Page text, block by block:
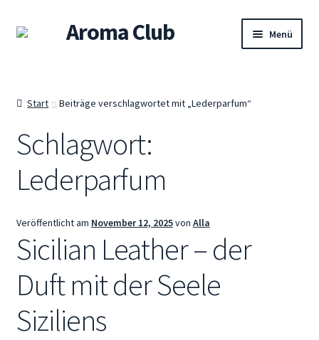
Zur
Navigation
Zum
Aroma Club Menü
Shop
Damendüfte
Herrendüfte
Unisex-Düfte
Sets
Warenkorb
Mein Konto
Start Beiträge verschlagwortet mit „Lederparfum“
Schlagwort:
Lederparfum
Veröffentlicht am November 12, 2025von Alla
Sicilian Leather – der
Duft mit der Seele
Siziliens